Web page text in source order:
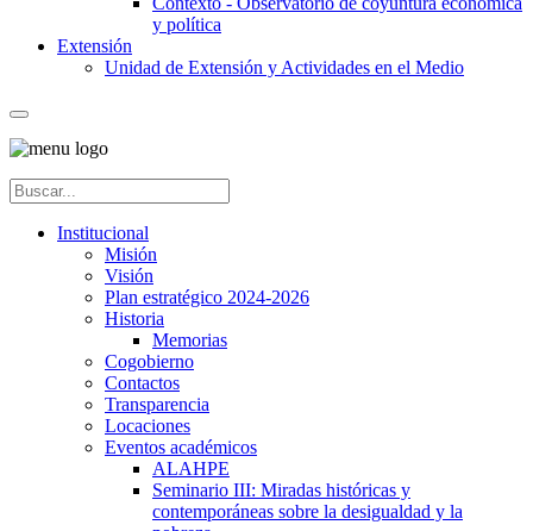
y política
Extensión
Unidad de Extensión y Actividades en el Medio
Institucional
Misión
Visión
Plan estratégico 2024-2026
Historia
Memorias
Cogobierno
Contactos
Transparencia
Locaciones
Eventos académicos
ALAHPE
Seminario III: Miradas históricas y
contemporáneas sobre la desigualdad y la